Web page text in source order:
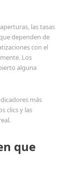
las tasas
dependen de
con el
Los
alguna
más
clics y las
que